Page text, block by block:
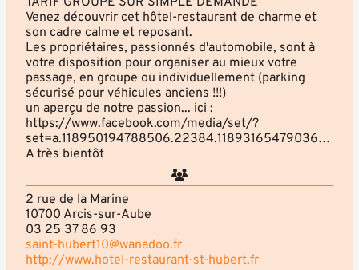
Venez découvrir cet hôtel-restaurant de charme et
son cadre calme et reposant.
Les propriétaires, passionnés d'automobile, sont à
votre disposition pour organiser au mieux votre
passage, en groupe ou individuellement (parking
sécurisé pour véhicules anciens !!!)
un aperçu de notre passion... ici :
https://www.facebook.com/media/set/?
set=a.118950194788506.22384.118931654790360&type=3
A très bientôt
2 rue de la Marine
10700 Arcis-sur-Aube
03 25 37 86 93
saint-hubert10@wanadoo.fr
http://www.hotel-restaurant-st-hubert.fr